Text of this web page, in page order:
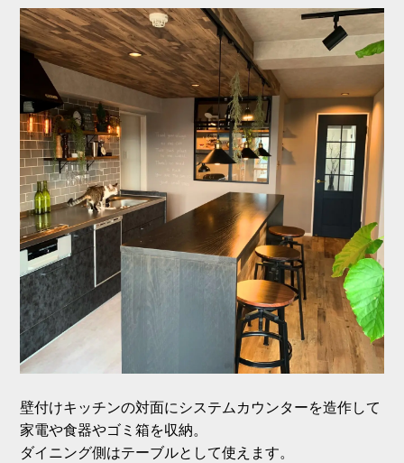
壁付けキッチンの対面にシステムカウンターを造作して
家電や食器やゴミ箱を収納。
ダイニング側はテーブルとして使えます。